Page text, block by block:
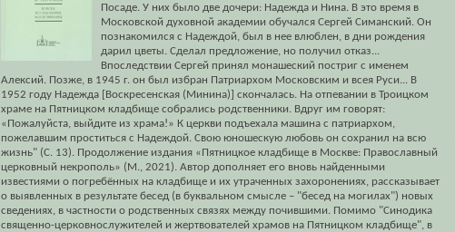
Посаде. У них было две дочери: Надежда и Нина. В это время в
Московской духовной академии обучался Сергей Симанский. Он
познакомился с Надеждой, был в нее влюблен, в дни рождения
дарил цветы. Сделал предложение, но получил отказ...
Впоследствии Сергей принял монашеский постриг с именем
Алексий. Позже, в 1945 г. он был избран Патриархом Московским и всея Руси... В
1952 году Надежда [Воскресенская (Минина)] скончалась. На отпевании в Троицком
храме на Пятницком кладбище собрались родственники. Вдруг им говорят:
«Пожалуйста, выйдите из храма!» К церкви подъехала машина с патриархом,
пожелавшим проститься с Надеждой. Свою юношескую любовь он сохранил на всю
жизнь" (С. 13). Продолжение издания «Пятницкое кладбище в Москве: Православный
церковный некрополь» (М., 2021). Автор дополняет его вновь найденными
известиями о погребённых на кладбище и их утраченных захоронениях, рассказывает
о выявленных в результате бесед (в буквальном смысле – "бесед на могилах") новых
сведениях, в частности о родственных связях между почившими. Помимо "Синодика
священно-церковнослужителей и жертвователей храмов на Пятницком кладбище", в